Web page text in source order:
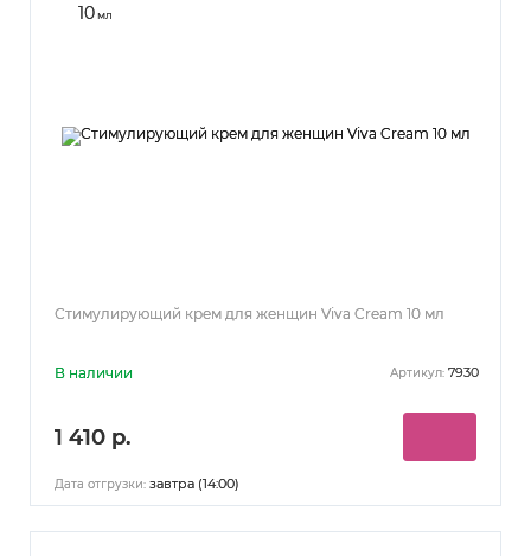
10мл
Стимулирующий крем для женщин Viva Cream 10 мл
В наличии Артикул: 7930
1 410 р.
Дата отгрузки: завтра (14:00)